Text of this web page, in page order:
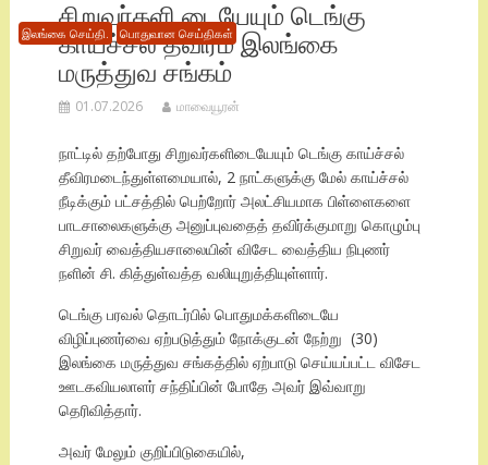
இலங்கை செய்தி. பொதுவான செய்திகள்
சிறுவர்களி டையேயும் டெங்கு
காய்ச்சல் தீவிரம் இலங்கை
மருத்துவ சங்கம்
01.07.2026 மாவையூரன்
நாட்டில் தற்போது சிறுவர்களிடையேயும் டெங்கு காய்ச்சல்
தீவிரமடைந்துள்ளமையால், 2 நாட்களுக்கு மேல் காய்ச்சல்
நீடிக்கும் பட்சத்தில் பெற்றோர் அலட்சியமாக பிள்ளைகளை
பாடசாலைகளுக்கு அனுப்புவதைத் தவிர்க்குமாறு கொழும்பு
சிறுவர் வைத்தியசாலையின் விசேட வைத்திய நிபுணர்
நளின் சி. கித்துள்வத்த வலியுறுத்தியுள்ளார்.
டெங்கு பரவல் தொடர்பில் பொதுமக்களிடையே
விழிப்புணர்வை ஏற்படுத்தும் நோக்குடன் நேற்று (30)
இலங்கை மருத்துவ சங்கத்தில் ஏற்பாடு செய்யப்பட்ட விசேட
ஊடகவியலாளர் சந்திப்பின் போதே அவர் இவ்வாறு
தெரிவித்தார்.
அவர் மேலும் குறிப்பிடுகையில்,